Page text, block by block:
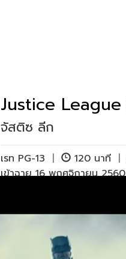
Justice League
จัสติซ ลีก
เรท PG-13 | 120 นาที |
เข้าฉาย 16 พฤศจิกายน 2560